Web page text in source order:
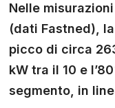
Nelle
(dati Fastned),
picco di circa
kW tra il 10 e
segmento, in